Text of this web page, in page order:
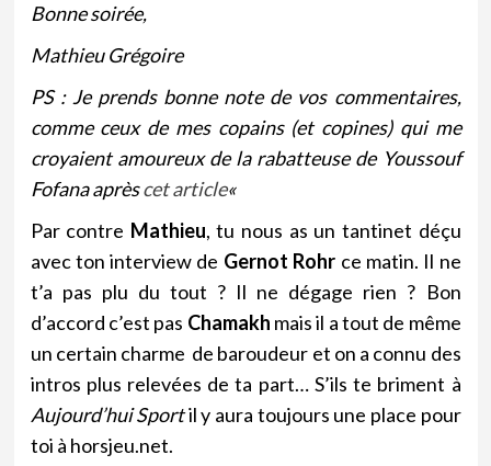
Bonne soirée,
Mathieu Grégoire
PS : Je prends bonne note de vos commentaires,
comme ceux de mes copains (et copines) qui me
croyaient amoureux de la rabatteuse de Youssouf
Fofana aprèscet article«
Par contre Mathieu, tu nous as un tantinet déçu
avec ton interview de Gernot Rohr ce matin. Il ne
t’a pas plu du tout ? Il ne dégage rien ? Bon
d’accord c’est pas Chamakh mais il a tout de même
un certain charme de baroudeur et on a connu des
intros plus relevées de ta part… S’ils te briment à
Aujourd’hui Sportil y aura toujours une place pour
toi à horsjeu.net.